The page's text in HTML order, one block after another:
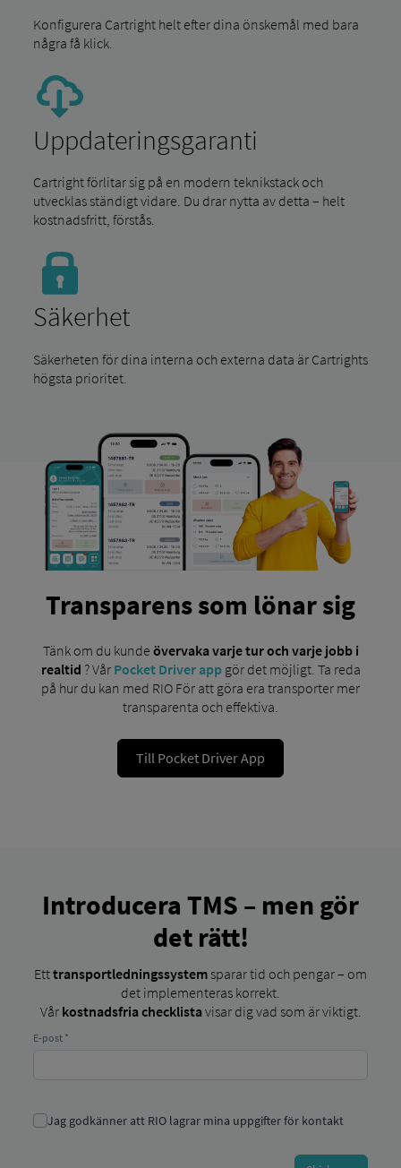
Konfigurera Cartright helt efter dina önskemål med bara
några få klick.
Uppdateringsgaranti
Cartright förlitar sig på en modern teknikstack och
utvecklas ständigt vidare. Du drar nytta av detta – helt
kostnadsfritt, förstås.
Säkerhet
Säkerheten för dina interna och externa data är Cartrights
högsta prioritet.
Transparens som lönar sig
Tänk om du kunde övervaka varje tur och varje jobb i
realtid ? Vår Pocket Driver appgör det möjligt. Ta reda
på hur du kan med RIO För att göra era transporter mer
transparenta och effektiva.
Till Pocket Driver App
Introducera TMS – men gör
det rätt!
Etttransportledningssystemsparar tid och pengar – om
det implementeras korrekt.
Vår kostnadsfria checklistavisar dig vad som är viktigt.